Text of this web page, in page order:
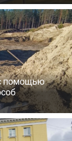
помощью